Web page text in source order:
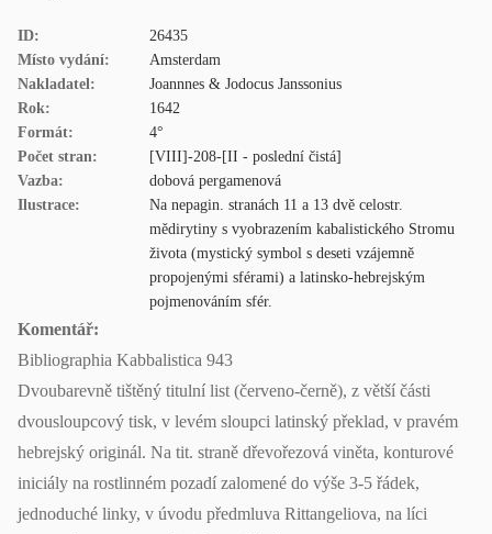
ID:
26435
Místo vydání:
Amsterdam
Nakladatel:
Joannnes & Jodocus Janssonius
Rok:
1642
Formát:
4°
Počet stran:
[VIII]-208-[II - poslední čistá]
Vazba:
dobová pergamenová
Ilustrace:
Na nepagin. stranách 11 a 13 dvě celostr.
mědirytiny s vyobrazením kabalistického Stromu
života (mystický symbol s deseti vzájemně
propojenými sférami) a latinsko-hebrejským
pojmenováním sfér.
Komentář:
Bibliographia Kabbalistica 943
Dvoubarevně tištěný titulní list (červeno-černě), z větší části
dvousloupcový tisk, v levém sloupci latinský překlad, v pravém
hebrejský originál. Na tit. straně dřevořezová viněta, konturové
iniciály na rostlinném pozadí zalomené do výše 3-5 řádek,
jednoduché linky, v úvodu předmluva Rittangeliova, na líci